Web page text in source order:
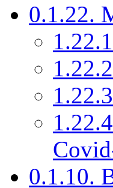
0.1.22.
0.1.10.